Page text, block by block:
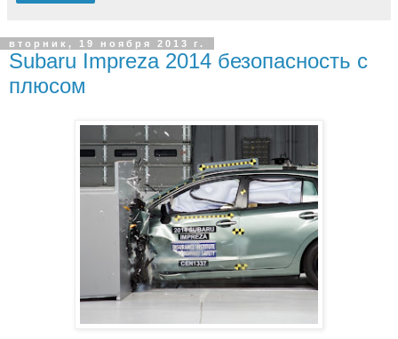
вторник, 19 ноября 2013 г.
Subaru Impreza 2014 безопасность с
плюсом